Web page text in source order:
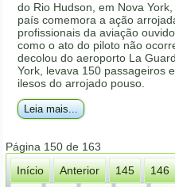
do Rio Hudson, em Nova
país comemora a ação
profissionais da aviação
como o ato do piloto não
decolou do aeroporto La
York, levava 150 passageiros
ilesos do arrojado pouso.
Leia mais...
Página 150 de 163
Início
Anterior 145 146